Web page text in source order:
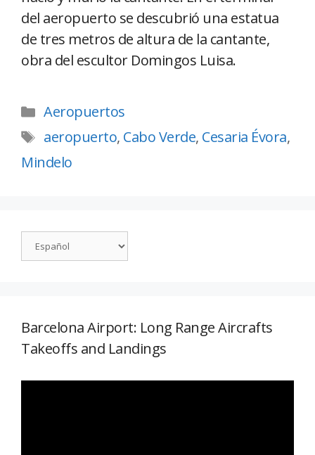
del aeropuerto se descubrió una estatua
de tres metros de altura de la cantante,
obra del escultor Domingos Luisa.
Aeropuertos
aeropuerto, Cabo Verde, Cesaria Évora,
Mindelo
Barcelona Airport: Long Range Aircrafts
Takeoffs and Landings